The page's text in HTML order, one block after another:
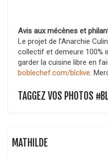
Avis aux mécènes et
Le projet de l’Anarchie
collectif et demeure 100%
garder la cuisine libre en
boblechef.com/blclive.
TAGGEZ VOS PHOTOS
MATHILDE